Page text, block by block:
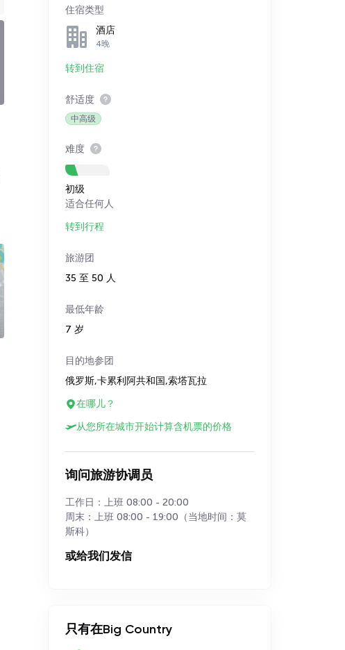
住宿类型
酒店
4晚
转到住宿
舒适度
中高级
难度
初级
适合任何人
转到行程
旅游团
35 至 50 人
最低年龄
7 岁
目的地参团
俄罗斯,卡累利阿共和国,索塔瓦拉
在哪儿？
从您所在城市开始计算含机票的价格
询问旅游协调员
工作日：上班 08:00 - 20:00
周末：上班 08:00 - 19:00（当地时间：莫
斯科）
或给我们发信
只有在Big Country